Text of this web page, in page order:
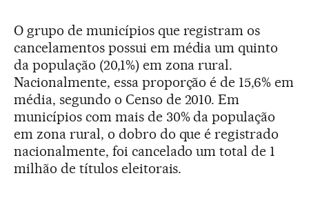
O grupo de municípios que registram os
cancelamentos possui em média um quinto
da população (20,1%) em zona rural.
Nacionalmente, essa proporção é de 15,6% em
média, segundo o Censo de 2010. Em
municípios com mais de 30% da população
em zona rural, o dobro do que é registrado
nacionalmente, foi cancelado um total de 1
milhão de títulos eleitorais.